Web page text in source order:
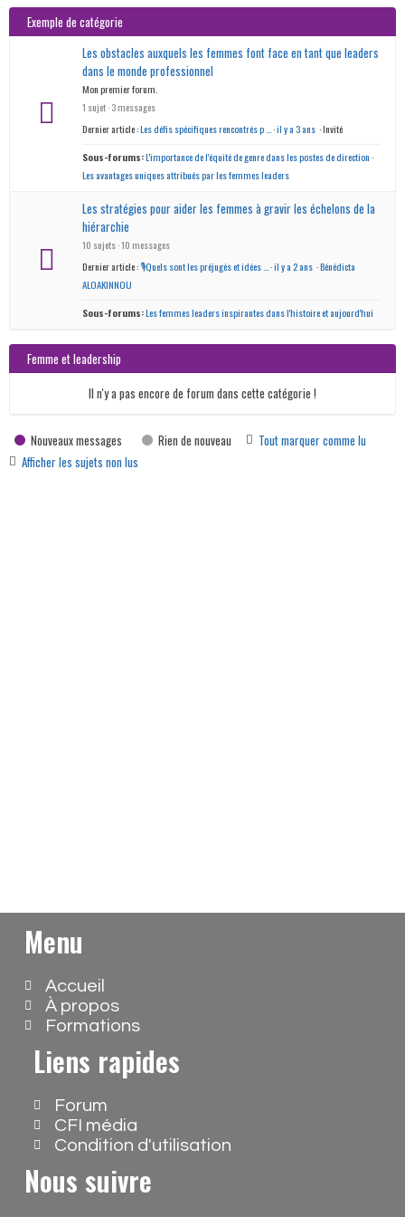
Exemple de catégorie
Les obstacles auxquels les femmes font face en tant que leaders
dans le monde professionnel
Mon premier forum.
1 sujet · 3 messages
Dernier article :Les défis spécifiques rencontrés p … ·il y a 3 ans · Invité
Sous-forums:L'importance de l'équité de genre dans les postes de direction·
Les avantages uniques attribués par les femmes leaders
Les stratégies pour aider les femmes à gravir les échelons de la
hiérarchie
10 sujets · 10 messages
Dernier article :🎙Quels sont les préjugés et idées … ·il y a 2 ans ·Bénédicta
ALOAKINNOU
Sous-forums:Les femmes leaders inspirantes dans l'histoire et aujourd'hui
Femme et leadership
Il n'y a pas encore de forum dans cette catégorie !
Nouveaux messages Rien de nouveau
Tout marquer comme lu
Afficher les sujets non lus
Menu
Accueil
À propos
Formations
Liens rapides
Forum
CFI média
Condition d'utilisation
Nous suivre